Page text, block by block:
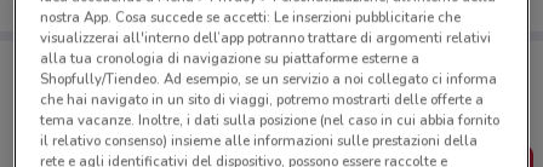
Porta DoveConviene sempre con te!
Puoi trovare le migliori offerte dei negozi vicino a te,
salvarle e creare la tua lista del risparmio, comodamente
dal tuo cellulare.
nostra App. Cosa succede se accetti: Le inserzioni pubblicitarie che
visualizzerai all'interno dell’app potranno trattare di argomenti relativi
alla tua cronologia di navigazione su piattaforme esterne a
Shopfully/Tiendeo. Ad esempio, se un servizio a noi collegato ci informa
che hai navigato in un sito di viaggi, potremo mostrarti delle offerte a
tema vacanze. Inoltre, i dati sulla posizione (nel caso in cui abbia fornito
il relativo consenso) insieme alle informazioni sulle prestazioni della
rete e agli identificativi del dispositivo, possono essere raccolte e